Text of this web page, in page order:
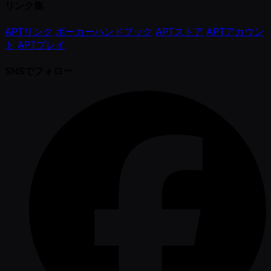
APTリンク ポーカーハンドブック APTストア APTアカウン
ト APTプレイ